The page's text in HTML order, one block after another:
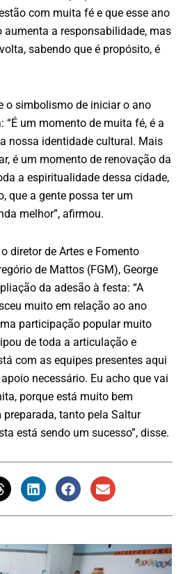
com muita fé e que esse ano
aumenta a responsabilidade, mas
sabendo que é propósito, é
o simbolismo de iniciar o ano
um momento de muita fé, é a
nossa identidade cultural. Mais
é um momento de renovação da
a espiritualidade dessa cidade,
que a gente possa ter um
melhor”, afirmou.
diretor de Artes e Fomento
de Mattos (FGM), George
da adesão à festa: “A
muito em relação ao ano
participação popular muito
de toda a articulação e
com as equipes presentes aqui
necessário. Eu acho que vai
porque está muito bem
tanto pela Saltur
está sendo um sucesso”, disse.